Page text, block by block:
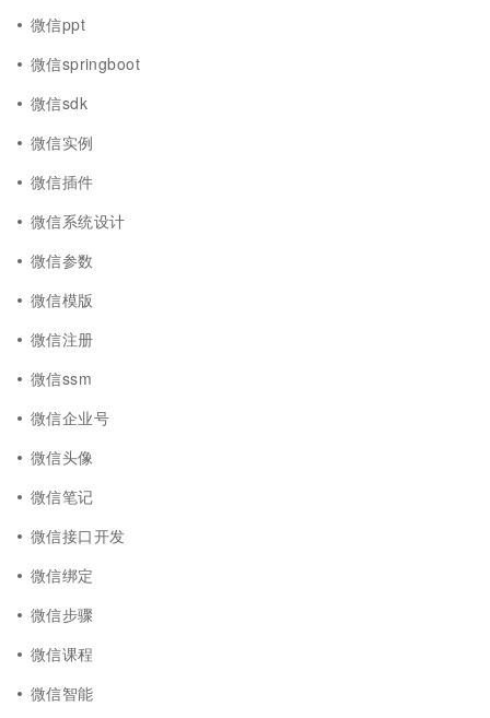
微信ppt
微信springboot
微信sdk
微信实例
微信插件
微信系统设计
微信参数
微信模版
微信注册
微信ssm
微信企业号
微信头像
微信笔记
微信接口开发
微信绑定
微信步骤
微信课程
微信智能